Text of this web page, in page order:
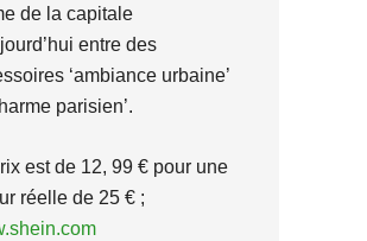
de la capitale
entre des
‘ambiance urbaine’
parisien’.
est de 12, 99 € pour une
réelle de 25 € ;